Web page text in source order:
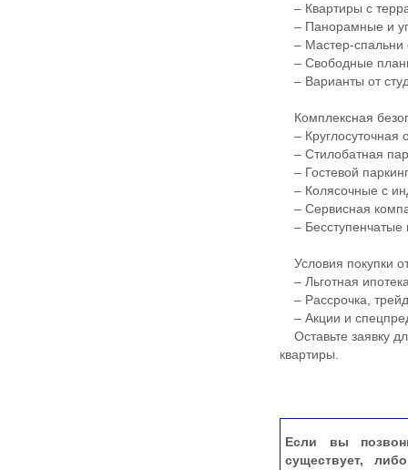
– Квартиры с
– Панорамные и
– Мастер-спальни
– Свободные
– Варианты от
Комплексная
– Круглосуточная
– Стилобатная
– Гостевой
– Колясочные с
– Сервисная
– Бесступенчатые
Условия покупки
– Льготная
– Рассрочка,
– Акции и
Оставьте заявку
квартиры.
Если вы
существует,